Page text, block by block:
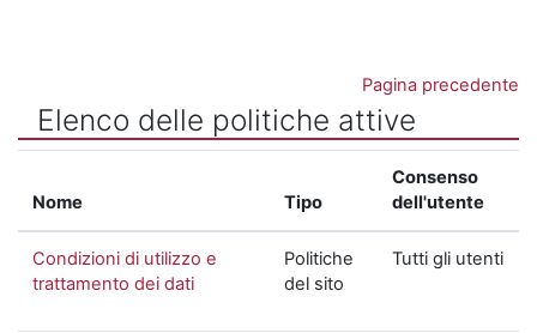
Pagina precedente
Elenco delle politiche attive
Nome Tipo
Consenso
dell'utente
Condizioni di utilizzo e
trattamento dei dati
Politiche
del sito
Tutti gli utenti